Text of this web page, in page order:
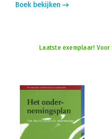
Boek bekijken
Laatste exemplaar!